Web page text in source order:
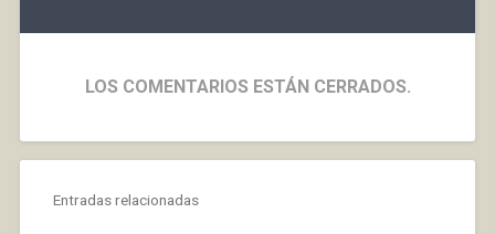
LOS COMENTARIOS ESTÁN CERRADOS.
Entradas relacionadas